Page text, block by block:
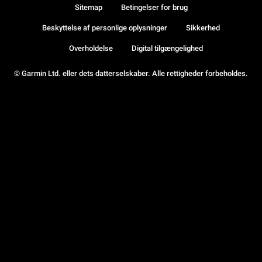
© Garmin Ltd. eller dets datterselskaber. Alle rettigheder forbeholdes.
Sitemap Betingelser for brug
Beskyttelse af personlige oplysninger Sikkerhed
Overholdelse Digital tilgængelighed